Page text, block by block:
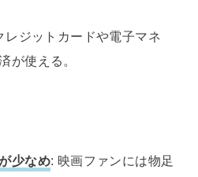
レジットカードや電子マネ
が使える。
少なめ: 映画ファンには物足